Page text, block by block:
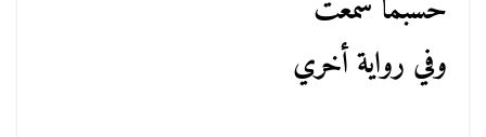
حسبما سمعت
وفي رواية أخري